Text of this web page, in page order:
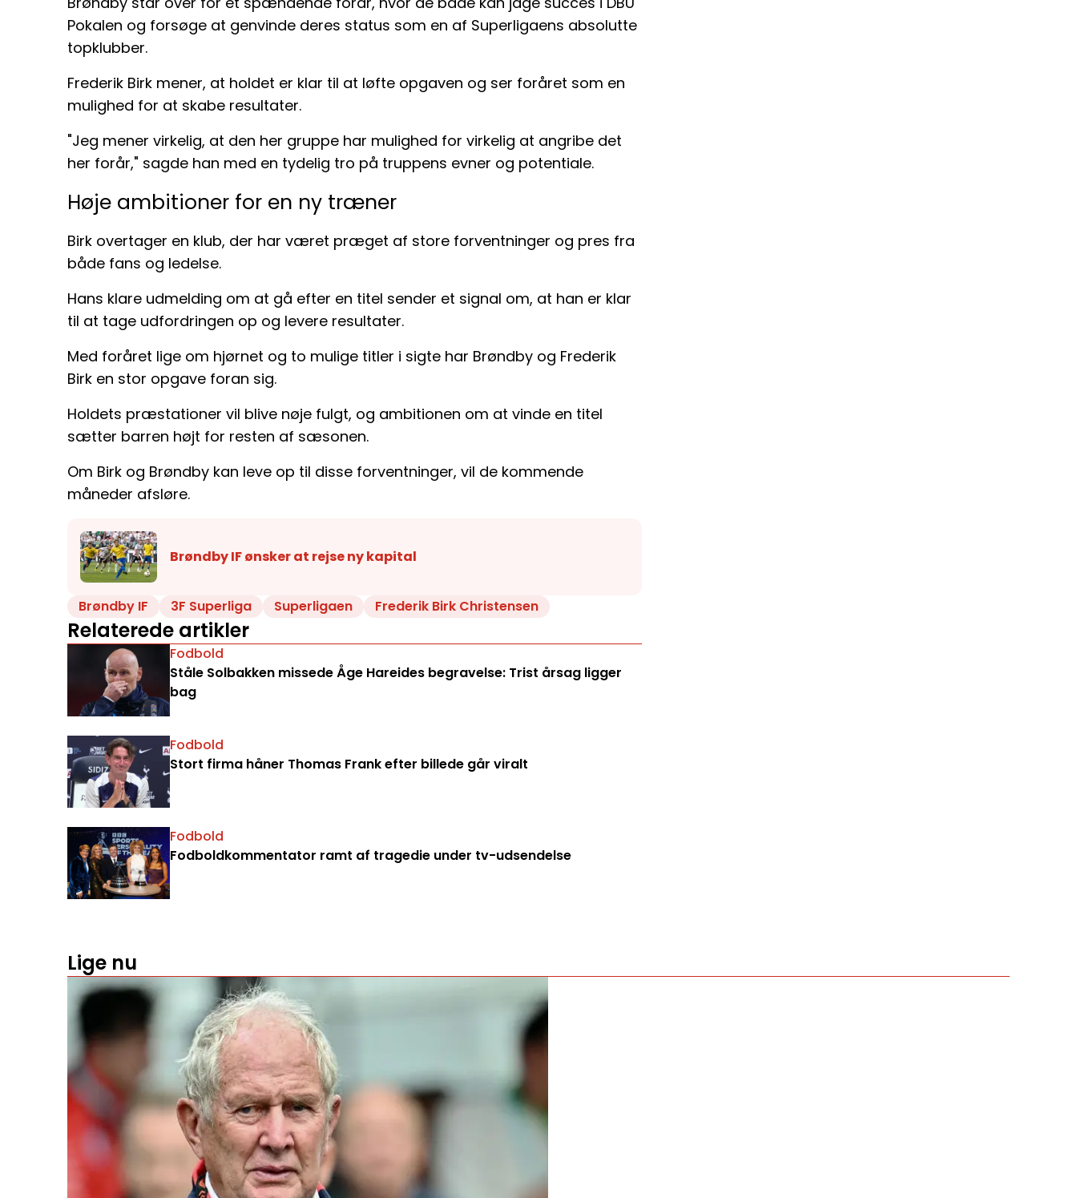
Pokalen og forsøge at genvinde deres status som en af Superligaens absolutte
topklubber.
Frederik Birk mener, at holdet er klar til at løfte opgaven og ser foråret som en
mulighed for at skabe resultater.
"Jeg mener virkelig, at den her gruppe har mulighed for virkelig at angribe det
her forår," sagde han med en tydelig tro på truppens evner og potentiale.
Høje ambitioner for en ny træner
Birk overtager en klub, der har været præget af store forventninger og pres fra
både fans og ledelse.
Hans klare udmelding om at gå efter en titel sender et signal om, at han er klar
til at tage udfordringen op og levere resultater.
Med foråret lige om hjørnet og to mulige titler i sigte har Brøndby og Frederik
Birk en stor opgave foran sig.
Holdets præstationer vil blive nøje fulgt, og ambitionen om at vinde en titel
sætter barren højt for resten af sæsonen.
Om Birk og Brøndby kan leve op til disse forventninger, vil de kommende
måneder afsløre.
Brøndby IF ønsker at rejse ny kapital
Brøndby IF 3F Superliga Superligaen Frederik Birk Christensen
Relaterede artikler
Fodbold
Ståle Solbakken missede Åge Hareides begravelse: Trist årsag ligger
bag
Fodbold
Stort firma håner Thomas Frank efter billede går viralt
Fodbold
Fodboldkommentator ramt af tragedie under tv-udsendelse
Lige nu